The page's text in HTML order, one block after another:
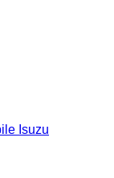
Isuzu